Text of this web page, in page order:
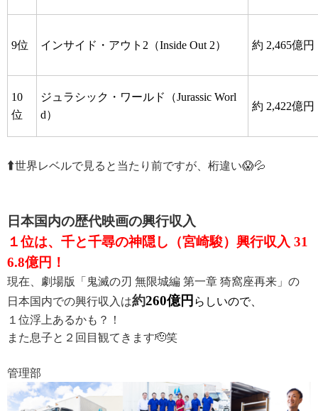
9位 インサイド・アウト2（Inside Out 2） 約 2,465億円
10
位
ジュラシック・ワールド（Jurassic Worl
d）
約 2,422億円
⬆️世界レベルで見ると当たり前ですが、桁違い😱💦
日本国内の歴代映画の興行収入
１位は、千と千尋の神隠し（宮崎駿）興行収入 31
6.8億円！
現在、劇場版「鬼滅の刃 無限城編 第一章 猗窩座再来」の
日本国内での興行収入は約260億円 らしいので、
１位浮上あるかも？！
また息子と２回目観てきます🫡笑
管理部